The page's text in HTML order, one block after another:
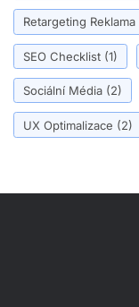
Retargeting Reklama
SEO Checklist (1)
Sociální Média (2)
UX Optimalizace (2)